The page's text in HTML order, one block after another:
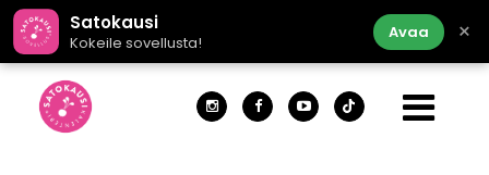
Satokausi
Kokeile sovellusta!
Avaa ×